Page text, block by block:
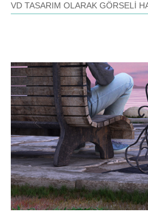
VD TASARIM OLARAK GÖRSELİ